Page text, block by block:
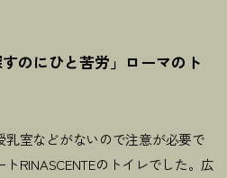
のにひと苦労」ローマのト
乳室などがないので注意が必要で
RINASCENTEのトイレでした。広